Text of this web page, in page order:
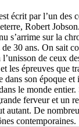
écrit par l’un des
Robert
s’arrime sur la
30 ans. On sait
de ceux
les épreuves que
dans son époque et
le monde
ferveur et un
autant. De
contemporaines.